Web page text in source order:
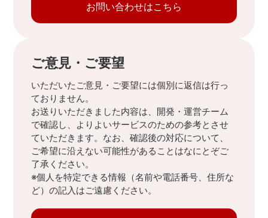
お問い合わせはこちら
ご意見・ご要望
いただいたご意見・ご要望には個別に返信は行っ
ておりません。
お送りいただきました内容は、開発・運営チーム
で確認し、よりよいサービスのための参考とさせ
ていただきます。なお、確認後の対応について、
ご希望に沿えない可能性があることはなにとぞご
了承ください。
※個人を特定できる情報（名前や電話番号、住所な
ど）の記入はご遠慮ください。